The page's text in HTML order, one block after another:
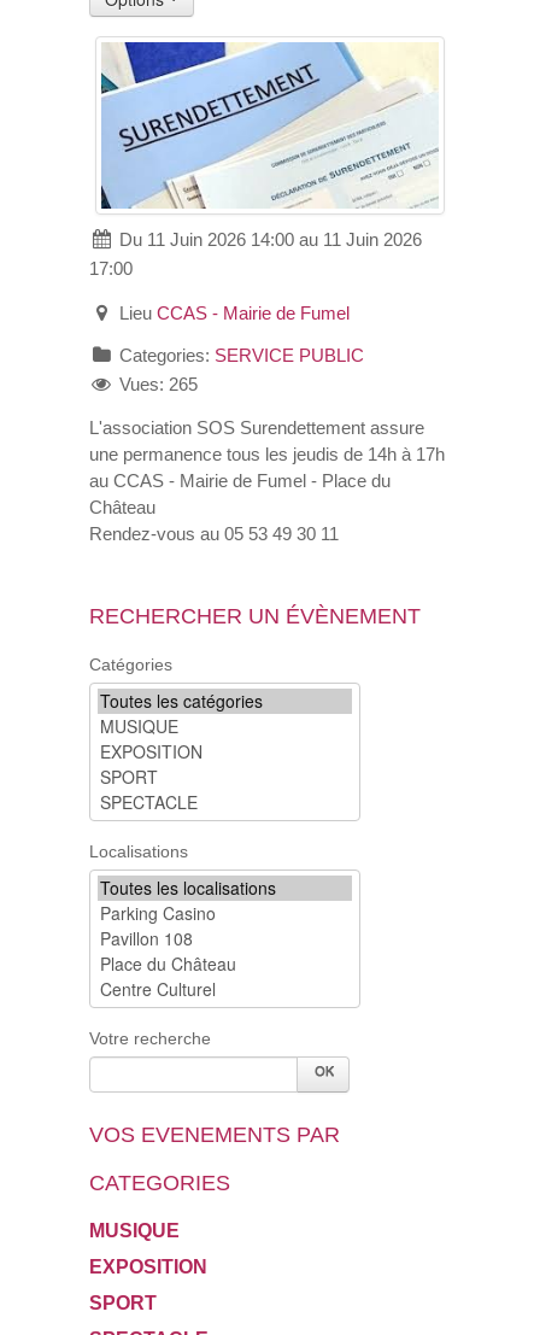
VOS DEMARCHES
VIE SCOLAIRE
SOCIAL
SPORTS ET LOISIRS
CULTURE ET PATRIMOINE
DÉCISIONS & DÉLIBÉRATIONS
RENDEZ-VOUS EN LIGNE
Du 11 Juin 2026 14:00 au 11 Juin 2026
17:00
Lieu CCAS - Mairie de Fumel
Categories: SERVICE PUBLIC
Vues: 265
L'association SOS Surendettement assure
une permanence tous les jeudis de 14h à 17h
au CCAS - Mairie de Fumel - Place du
Château
Rendez-vous au 05 53 49 30 11
RECHERCHER UN ÉVÈNEMENT
Catégories
Localisations
Votre recherche
VOS EVENEMENTS PAR
CATEGORIES
MUSIQUE
EXPOSITION
SPORT